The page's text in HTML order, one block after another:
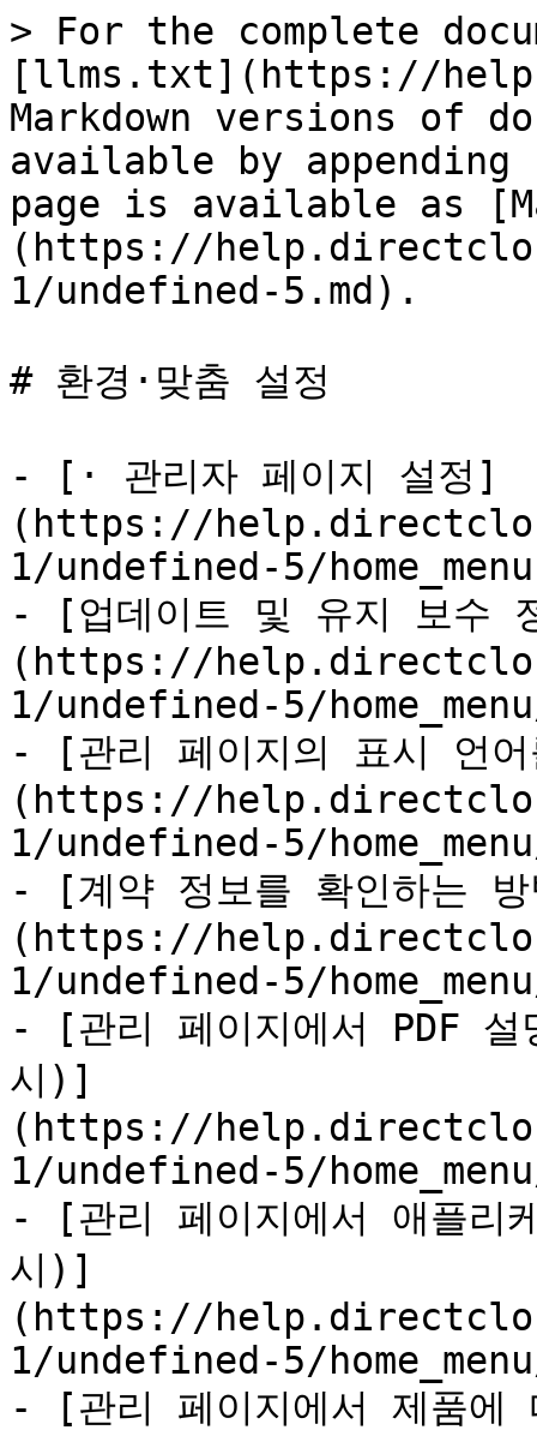
> For the complete
[llms.txt](https://
Markdown versions of
available by
page is available as
(https://
1/undefined-5.md).
# 환경·맞춤 설정
- [· 관리자 페이지 설정]
(https://
1/undefined-5/
- [업데이트 및 유지 보수
(https://
1/undefined-5/
- [관리 페이지의 표시 언
(https://
1/undefined-5/
- [계약 정보를 확인하는
(https://
1/undefined-5/
- [관리 페이지에서 PDF 설
시)]
(https://
1/undefined-5/
- [관리 페이지에서 애플리
시)]
(https://
1/undefined-5/
- [관리 페이지에서 제품에